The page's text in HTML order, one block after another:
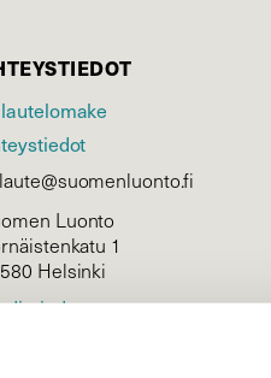
Luonto
1
Helsinki